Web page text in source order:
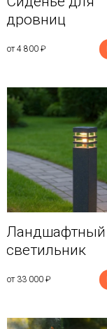
дровниц
от 4 800 ₽
Ландшафтный
светильник
от 33 000 ₽